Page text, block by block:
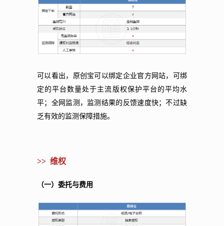
可以看出，原创宝可以绑定企业官方网站，可绑
定的平台数量处于主流版权保护平台的平均水
平；全网监测，监测结果的反馈速度快；不过缺
乏有效的监测保障措施。
>> 维权
（一）委托与费用